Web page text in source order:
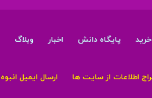
خرید پایگاه دانش اخبار وبلاگ
اطلاعات از سایت ها ارسال ایمیل انبوه